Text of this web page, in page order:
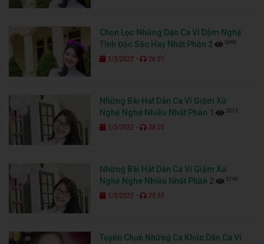
Chọn Lọc Những Dân Ca Ví Dặm Nghệ
Tĩnh Đặc Sắc Hay Nhất Phần 2
5990
1/3/2022 - 26:01
Những Bài Hát Dân Ca Ví Giặm Xứ
Nghệ Nghe Nhiều Nhất Phần 1
5573
1/3/2022 - 38:05
Những Bài Hát Dân Ca Ví Giặm Xứ
Nghệ Nghe Nhiều Nhất Phần 2
5769
1/3/2022 - 25:55
Tuyển Chọn Những Ca Khúc Dân Ca Ví